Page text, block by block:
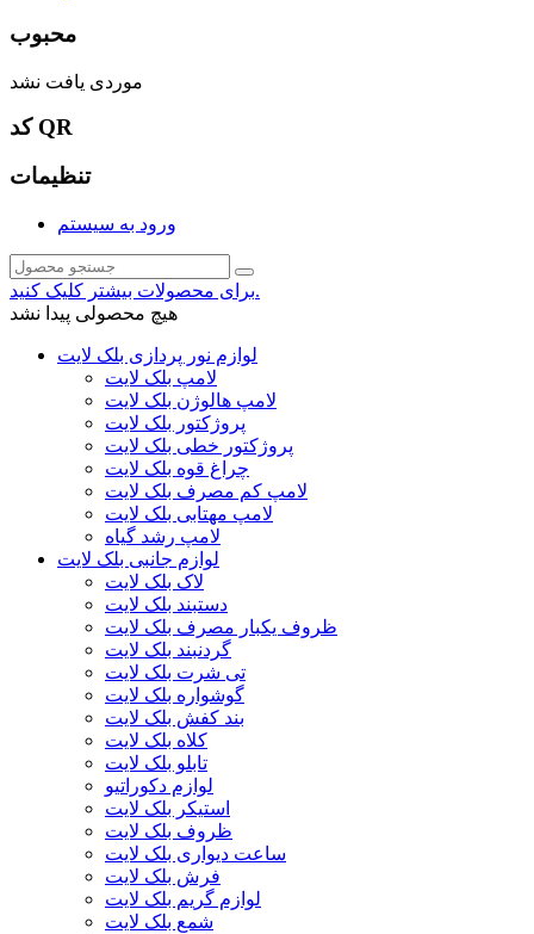
محبوب
موردی یافت نشد
کد QR
تنظیمات
ورود به سیستم
برای محصولات بیشتر کلیک کنید.
هیچ محصولی پیدا نشد
لوازم نور پردازی بلک لایت
لامپ بلک لایت
لامپ هالوژن بلک لایت
پروژکتور بلک لایت
پروژکتور خطی بلک لایت
چراغ قوه بلک لایت
لامپ کم مصرف بلک لایت
لامپ مهتابی بلک لایت
لامپ رشد گیاه
لوازم جانبی بلک لایت
لاک بلک لایت
دستبند بلک لایت
ظروف یکبار مصرف بلک لایت
گردنبند بلک لایت
تی شرت بلک لایت
گوشواره بلک لایت
بند کفش بلک لایت
کلاه بلک لایت
تابلو بلک لایت
لوازم دکوراتیو
استیکر بلک لایت
ظروف بلک لایت
ساعت دیواری بلک لایت
فرش بلک لایت
لوازم گریم بلک لایت
شمع بلک لایت